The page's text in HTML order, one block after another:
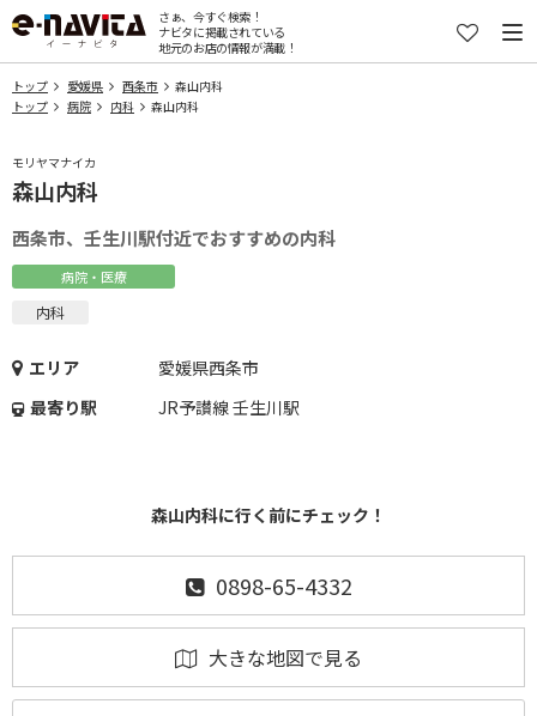
さぁ、今すぐ検索！
ナビタに掲載されている
地元のお店の情報が満載！
トップ 愛媛県 西条市
森山内科
トップ
病院 内科 森山内科
モリヤマナイカ
森山内科
西条市、壬生川駅付近でおすすめの内科
病院・医療
内科
エリア
愛媛県西条市
最寄り駅
JR予讃線 壬生川駅
森山内科に行く前にチェック！
0898-65-4332
大きな地図で見る